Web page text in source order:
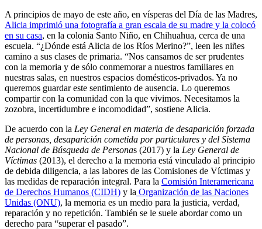
A principios de mayo de este año, en vísperas del Día de las Madres,
Alicia imprimió una fotografía a gran escala de su madre y la colocó
en su casa, en la colonia Santo Niño, en Chihuahua, cerca de una
escuela. “¿Dónde está Alicia de los Ríos Merino?”, leen les niñes
camino a sus clases de primaria. “Nos cansamos de ser prudentes
con la memoria y de sólo conmemorar a nuestros familiares en
nuestras salas, en nuestros espacios domésticos-privados. Ya no
queremos guardar este sentimiento de ausencia. Lo queremos
compartir con la comunidad con la que vivimos. Necesitamos la
zozobra, incertidumbre e incomodidad”, sostiene Alicia.
De acuerdo con la Ley General en materia de desaparición forzada
de personas, desaparición cometida por particulares y del Sistema
Nacional de Búsqueda de Personas (2017) y la Ley General de
Víctimas (2013), el derecho a la memoria está vinculado al principio
de debida diligencia, a las labores de las Comisiones de Víctimas y
las medidas de reparación integral. Para la Comisión Interamericana
de Derechos Humanos (CIDH) y la Organización de las Naciones
Unidas (ONU), la memoria es un medio para la justicia, verdad,
reparación y no repetición. También se le suele abordar como un
derecho para “superar el pasado”.